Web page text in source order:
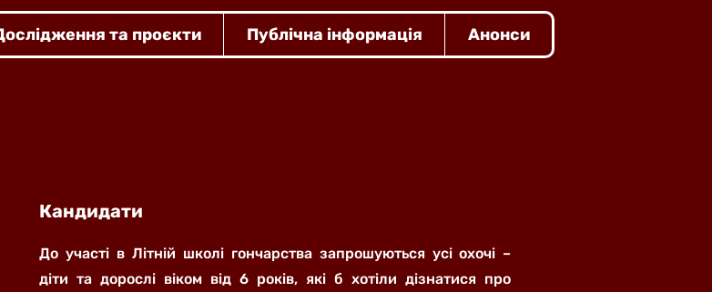
та проєкти Публічна інформація Анонси
Кандидати
До участі в Літній школі гончарства запрошуються усі охочі –
діти та дорослі віком від 6 років, які б хотіли дізнатися про